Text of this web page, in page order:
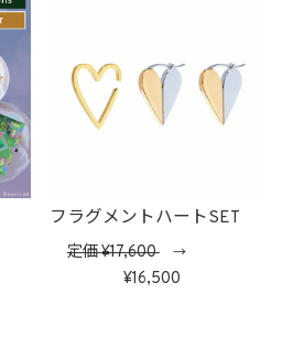
フラグメントハートSET
定価 17,600→
16,500